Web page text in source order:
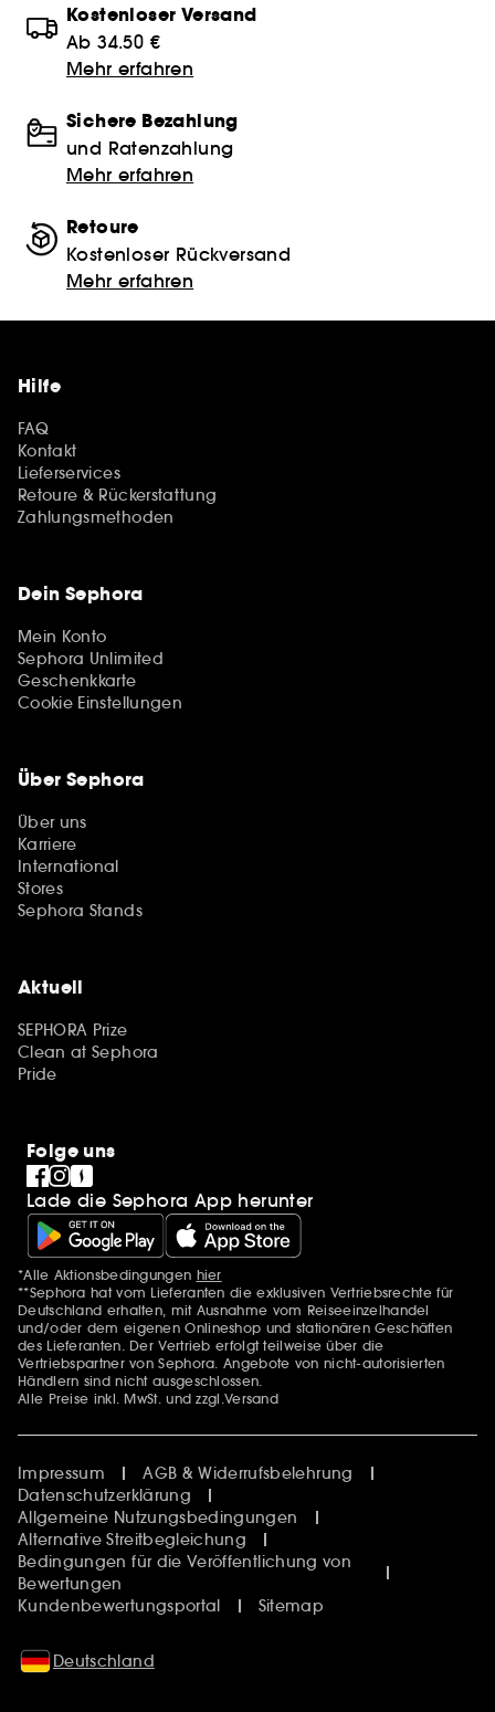
Kostenloser Versand
Ab 34.50 €
Mehr erfahren
Sichere Bezahlung
und Ratenzahlung
Mehr erfahren
Retoure
Kostenloser Rückversand
Mehr erfahren
Hilfe
FAQ
Kontakt
Lieferservices
Retoure & Rückerstattung
Zahlungsmethoden
Dein Sephora
Mein Konto
Sephora Unlimited
Geschenkkarte
Cookie Einstellungen
Über Sephora
Über uns
Karriere
International
Stores
Sephora Stands
Aktuell
SEPHORA Prize
Clean at Sephora
Pride
Folge uns
Lade die Sephora App herunter
Zusätzlich Erwähnungen
*Alle Aktionsbedingungen hier
**Sephora hat vom Lieferanten die exklusiven Vertriebsrechte für
Deutschland erhalten, mit Ausnahme vom Reiseeinzelhandel
und/oder dem eigenen Onlineshop und stationären Geschäften
des Lieferanten. Der Vertrieb erfolgt teilweise über die
Vertriebspartner von Sephora. Angebote von nicht-autorisierten
Händlern sind nicht ausgeschlossen.
Alle Preise inkl. MwSt. und zzgl.Versand
Impressum
AGB & Widerrufsbelehrung
Datenschutzerklärung
Allgemeine Nutzungsbedingungen
Alternative Streitbegleichung
Bedingungen für die Veröffentlichung von
Bewertungen
Kundenbewertungsportal
Sitemap
Deutschland